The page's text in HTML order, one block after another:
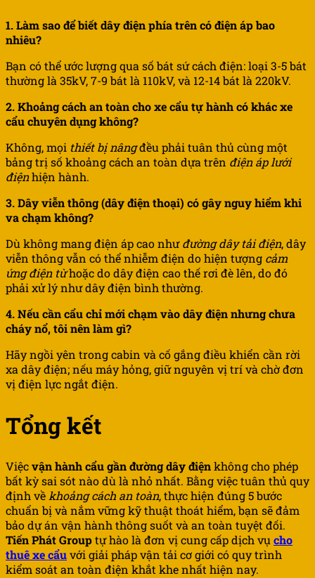
1. Làm sao để biết dây điện phía trên có điện áp bao
nhiêu?
Bạn có thể ước lượng qua số bát sứ cách điện: loại 3-5 bát
thường là 35kV, 7-9 bát là 110kV, và 12-14 bát là 220kV.
2. Khoảng cách an toàn cho xe cẩu tự hành có khác xe
cẩu chuyên dụng không?
Không, mọi thiết bị nângđều phải tuân thủ cùng một
bảng trị số khoảng cách an toàn dựa trên điện áp lưới
điệnhiện hành.
3. Dây viễn thông (dây điện thoại) có gây nguy hiểm khi
va chạm không?
Dù không mang điện áp cao nhưđường dây tải điện, dây
viễn thông vẫn có thể nhiễm điện do hiện tượng cảm
ứng điện từhoặc do dây điện cao thế rơi đè lên, do đó
phải xử lý như dây điện bình thường.
4. Nếu cần cẩu chỉ mới chạm vào dây điện nhưng chưa
cháy nổ, tôi nên làm gì?
Hãy ngồi yên trong cabin và cố gắng điều khiển cần rời
xa dây điện; nếu máy hỏng, giữ nguyên vị trí và chờ đơn
vị điện lực ngắt điện.
Tổng kết
Việcvận hành cẩu gần đường dây điệnkhông cho phép
bất kỳ sai sót nào dù là nhỏ nhất. Bằng việc tuân thủ quy
định vềkhoảng cách an toàn, thực hiện đúng 5 bước
chuẩn bị và nắm vững kỹ thuật thoát hiểm, bạn sẽ đảm
bảo dự án vận hành thông suốt và an toàn tuyệt đối.
Tiến Phát Grouptự hào là đơn vị cung cấp dịch vụcho
thuê xe cẩuvới giải pháp vận tải cơ giới có quy trình
kiểm soát an toàn điện khắt khe nhất hiện nay.